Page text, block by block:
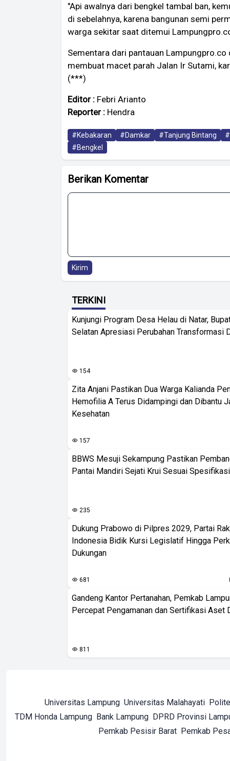
"Api awalnya dari bengkel tambal ban,
di sebelahnya, karena bangunan semi
warga sekitar saat ditemui
Sementara dari pantauan
membuat macet parah Jalan Ir Sutami,
(***)
Editor : Febri Arianto
Reporter : Hendra
#Kebakaran #Damkar #Tanjung Bintang
#Bengkel
Berikan Komentar
Kirim
TERKINI
Kunjungi Program Desa Helau di Natar,
Selatan Apresiasi Perubahan Transformasi
154
Zita Anjani Pastikan Dua Warga Kalianda
Hemofilia A Terus Didampingi dan Dibantu
Kesehatan
157
BBWS Mesuji Sekampung Pastikan
Pantai Mandiri Sejati Krui Sesuai
235
Dukung Prabowo di Pilpres 2029, Partai
Indonesia Bidik Kursi Legislatif Hingga
Dukungan
681
Gandeng Kantor Pertanahan, Pemkab
Percepat Pengamanan dan Sertifikasi Aset
811
Universitas Lampung Universitas Malahayati
TDM Honda Lampung Bank Lampung DPRD Provinsi
Pemkab Pesisir Barat Pemkab